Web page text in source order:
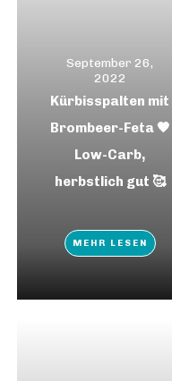
September 26,
2022
Kürbisspalten mit
Brombeer-Feta 🧡
Low-Carb,
herbstlich gut 🥰
MEHR LESEN